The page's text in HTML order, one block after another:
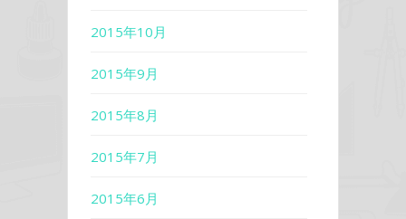
2015年10月
2015年9月
2015年8月
2015年7月
2015年6月